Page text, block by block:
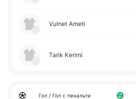
Vulnet Ameti
Tarik Kerimi
Гол / Гол с пенальти